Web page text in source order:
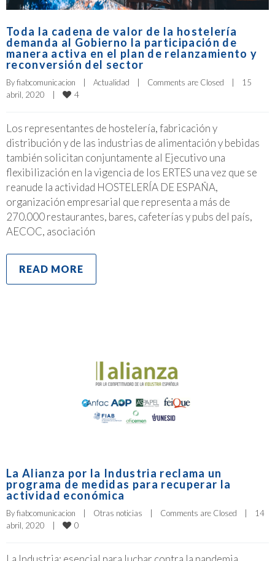
Toda la cadena de valor de la hostelería
demanda al Gobierno la participación de
manera activa en el plan de relanzamiento y
reconversión del sector
By fiabcomunicacion Actualidad Comments are Closed
15
abril, 2020
4
Los representantes de hostelería, fabricación y
distribución y de las industrias de alimentación y bebidas
también solicitan conjuntamente al Ejecutivo una
flexibilización en la vigencia de los ERTES una vez que se
reanude la actividad HOSTELERÍA DE ESPAÑA,
organización empresarial que representa a más de
270.000 restaurantes, bares, cafeterías y pubs del país,
AECOC, asociación
READ MORE
La Alianza por la Industria reclama un
programa de medidas para recuperar la
actividad económica
By fiabcomunicacion Otras noticias Comments are Closed
14
abril, 2020
0